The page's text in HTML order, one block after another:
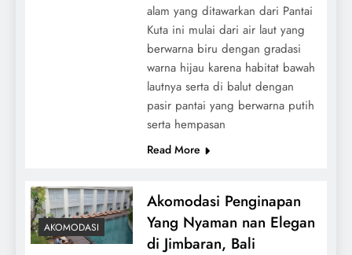
alam yang ditawarkan dari Pantai
Kuta ini mulai dari air laut yang
berwarna biru dengan gradasi
warna hijau karena habitat bawah
lautnya serta di balut dengan
pasir pantai yang berwarna putih
serta hempasan
Read More
AKOMODASI
Akomodasi Penginapan
Yang Nyaman nan Elegan
di Jimbaran, Bali